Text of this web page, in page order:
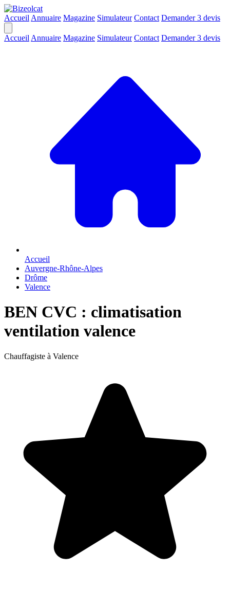
Accueil Annuaire Magazine Simulateur Contact Demander 3 devis
Accueil Annuaire Magazine Simulateur Contact Demander 3 devis
Accueil
Auvergne-Rhône-Alpes
Drôme
Valence
BEN CVC : climatisation
ventilation valence
Chauffagiste à Valence